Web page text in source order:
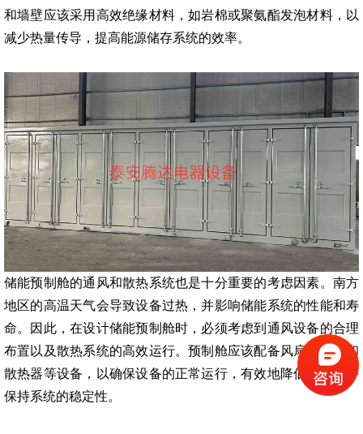
和墙壁应该采用高效绝缘材料，如岩棉或聚氨酯发泡材料，以
减少热量传导，提高能源储存系统的效率。
储能预制舱的通风和散热系统也是十分重要的考虑因素。南方
地区的高温天气会导致设备过热，并影响储能系统的性能和寿
命。因此，在设计储能预制舱时，必须考虑到通风设备的合理
布置以及散热系统的高效运行。预制舱应该配备风扇、空调和
散热器等设备，以确保设备的正常运行，有效地降低温度，并
保持系统的稳定性。